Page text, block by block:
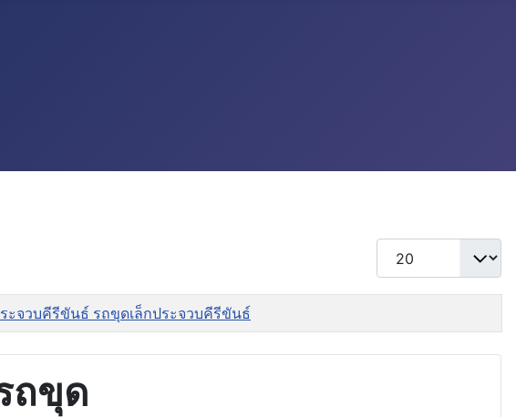
แสดง #
ะจวบคีรีขันธ์ รถขุดเล็กประจวบคีรีขันธ์
ถขุด